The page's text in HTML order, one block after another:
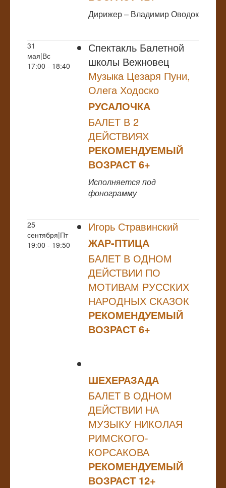
Дирижер – Владимир Оводок
31
мая|Вс
17:00 - 18:40
Спектакль Балетной
школы Вежновец
Музыка Цезаря Пуни,
Олега Ходоско
РУСАЛОЧКА
БАЛЕТ В 2
ДЕЙСТВИЯХ
РЕКОМЕНДУЕМЫЙ
ВОЗРАСТ 6+
Исполняется под
фонограмму
25
сентября|Пт
19:00 - 19:50
Игорь Стравинский
ЖАР-ПТИЦА
БАЛЕТ В ОДНОМ
ДЕЙСТВИИ ПО
МОТИВАМ РУССКИХ
НАРОДНЫХ СКАЗОК
РЕКОМЕНДУЕМЫЙ
ВОЗРАСТ 6+
ШЕХЕРАЗАДА
БАЛЕТ В ОДНОМ
ДЕЙСТВИИ НА
МУЗЫКУ НИКОЛАЯ
РИМСКОГО-
КОРСАКОВА
РЕКОМЕНДУЕМЫЙ
ВОЗРАСТ 12+